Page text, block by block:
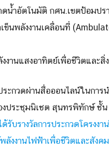
ดน้ำอัตโนมัติ กศน.เขตป้อมป
เข็นพลังงานเคลื่อนที่
งานแสงอาทิตย์เพื่อชีวิตและ
ระกวดผ่านสื่อออนไลน์ในการ
ประชุมนิเชต สุนทรพิทักษ์ ชั้น
รับรางวัลการประกวดโครง
ลังงานไฟฟ้าเพื่อชีวิตและสังคม